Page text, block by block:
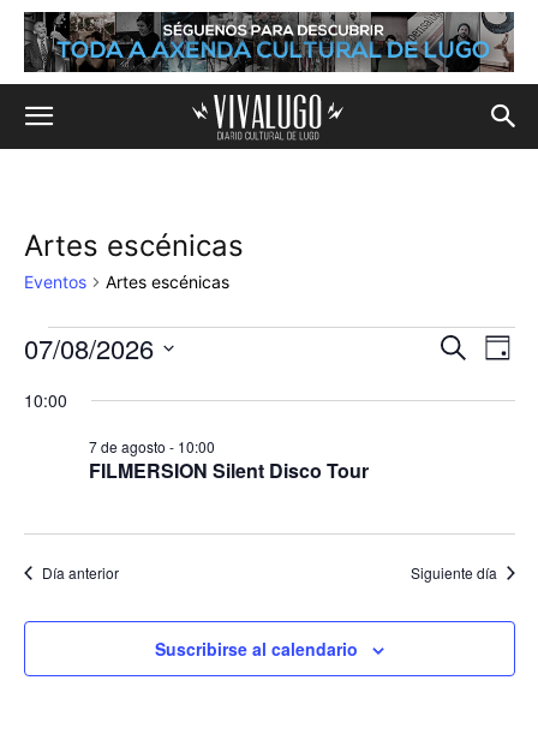
Artes escénicas
Eventos Artes escénicas
Eventos
en
agosto,
2026
de
vistas
de
BuscarDía
07/08/2026
la
10:00
FILMERSION Silent Disco Tour
7 de agosto - 10:00
Día anterior Siguiente día
Suscribirse al calendario